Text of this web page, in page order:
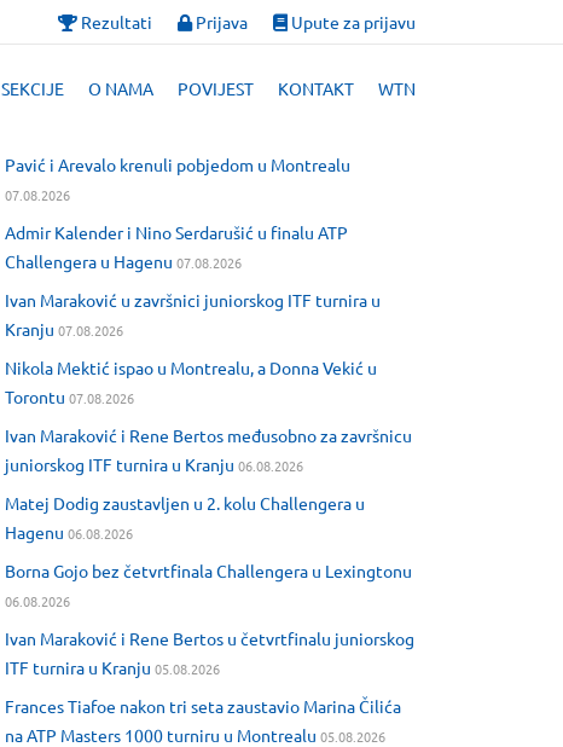
Rezultati Prijava Upute za prijavu
SEKCIJE O NAMA POVIJEST KONTAKT WTN
Pavić i Arevalo krenuli pobjedom u Montrealu
07.08.2026
Admir Kalender i Nino Serdarušić u finalu ATP
Challengera u Hagenu 07.08.2026
Ivan Maraković u završnici juniorskog ITF turnira u
Kranju 07.08.2026
Nikola Mektić ispao u Montrealu, a Donna Vekić u
Torontu 07.08.2026
Ivan Maraković i Rene Bertos međusobno za završnicu
juniorskog ITF turnira u Kranju 06.08.2026
Matej Dodig zaustavljen u 2. kolu Challengera u
Hagenu 06.08.2026
Borna Gojo bez četvrtfinala Challengera u Lexingtonu
06.08.2026
Ivan Maraković i Rene Bertos u četvrtfinalu juniorskog
ITF turnira u Kranju 05.08.2026
Frances Tiafoe nakon tri seta zaustavio Marina Čilića
na ATP Masters 1000 turniru u Montrealu 05.08.2026